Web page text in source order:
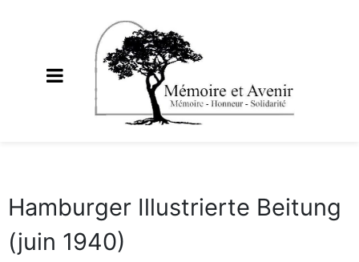
Hamburger Illustrierte Beitung
(juin 1940)